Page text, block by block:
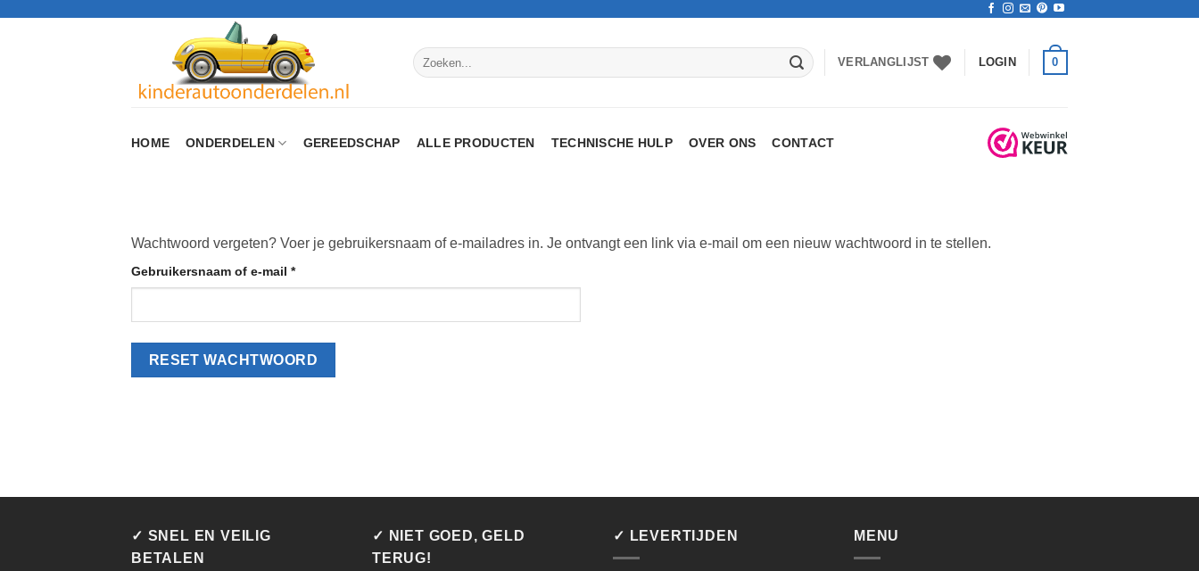
Zoeken
naar:
VERLANGLIJST LOGIN 0
HOME ONDERDELEN GEREEDSCHAP ALLE PRODUCTEN TECHNISCHE HULP OVER ONS CONTACT
Wachtwoord vergeten? Voer je gebruikersnaam of e-mailadres in. Je ontvangt een link via e-mail om een nieuw wachtwoord in te stellen.
Gebruikersnaam of e-mail *Vereist
RESET WACHTWOORD
✓ SNEL EN VEILIG
BETALEN
✓ NIET GOED, GELD
TERUG!
✓ LEVERTIJDEN MENU